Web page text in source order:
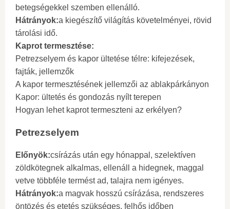
betegségekkel szemben ellenálló.
Hátrányok:a kiegészítő világítás követelményei, rövid
tárolási idő.
Kaprot termesztése:
Petrezselyem és kapor ültetése télre: kifejezések,
fajták, jellemzők
A kapor termesztésének jellemzői az ablakpárkányon
Kapor: ültetés és gondozás nyílt terepen
Hogyan lehet kaprot termeszteni az erkélyen?
Petrezselyem
Előnyök:csírázás után egy hónappal, szelektíven
zöldkötegnek alkalmas, ellenáll a hidegnek, maggal
vetve többféle termést ad, talajra nem igényes.
Hátrányok:a magvak hosszú csírázása, rendszeres
öntözés és etetés szükséges, felhős időben